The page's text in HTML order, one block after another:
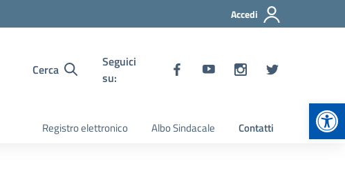
Accedi
Cerca
Seguici
su:
Registro elettronico Albo Sindacale Contatti